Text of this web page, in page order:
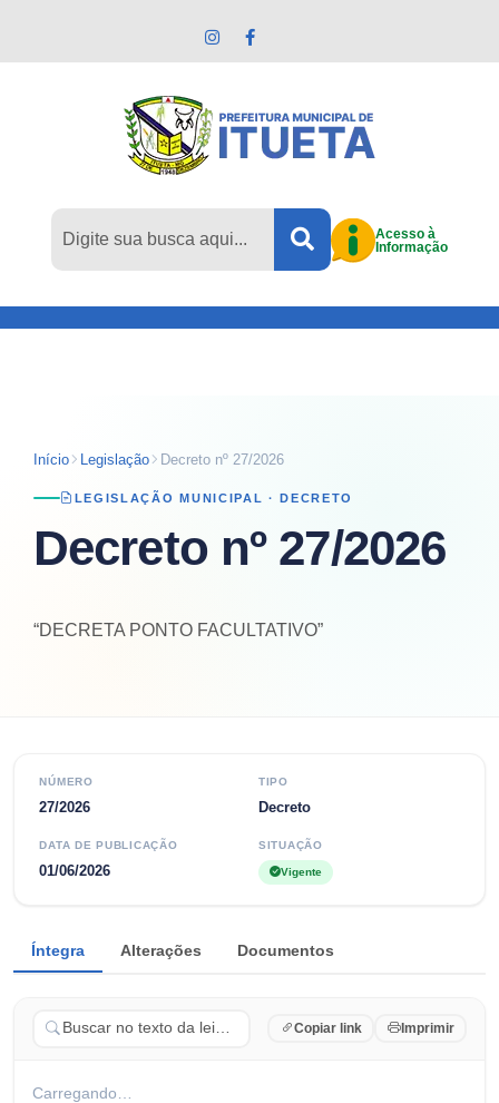
Acesso à
Informação
Início Legislação Decreto nº 27/2026
LEGISLAÇÃO MUNICIPAL ·DECRETO
Decreto nº 27/2026
“DECRETA PONTO FACULTATIVO”
NÚMERO
27/2026
TIPO
Decreto
DATA DE PUBLICAÇÃO
01/06/2026
SITUAÇÃO
Vigente
Íntegra Alterações Documentos
Copiar link Imprimir
Carregando…